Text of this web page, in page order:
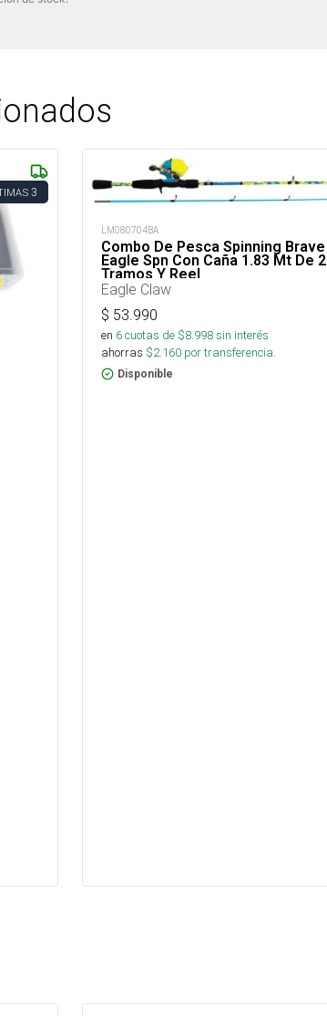
3
LM080704BA
Combo De Pesca Spinning Brave
Eagle Spn Con Caña 1.83 Mt De 2
Tramos Y Reel
Eagle Claw
$ 53.990
en 6cuotas de $8.998sin interés
ahorras $2.160 por transferencia.
Disponible